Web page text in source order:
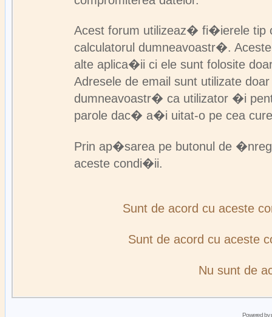
Acest forum utilizeaz� fi�ierele tip
calculatorul dumneavoastr�.
alte aplica�ii ci ele sunt folosite
Adresele de email sunt utilizate
dumneavoastr� ca utilizator �i
parole dac� a�i uitat-o pe cea
Prin ap�sarea pe butonul de
aceste condi�ii.
Sunt de acord cu aceste
Sunt de acord cu
Nu sunt de
Powered by